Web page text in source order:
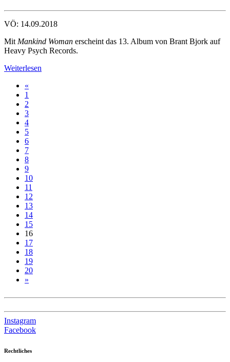
VÖ: 14.09.2018
Mit Mankind Woman erscheint das 13. Album von Brant Bjork auf
Heavy Psych Records.
Weiterlesen
«
1
2
3
4
5
6
7
8
9
10
11
12
13
14
15
16
17
18
19
20
»
Instagram
Facebook
Rechtliches